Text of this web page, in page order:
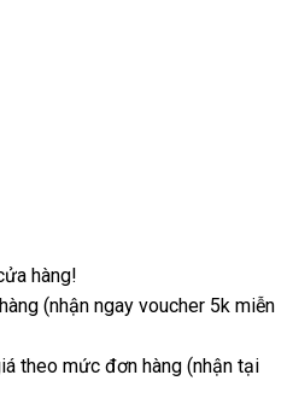
hàng!
(nhận ngay voucher 5k miễn
theo mức đơn hàng (nhận tại